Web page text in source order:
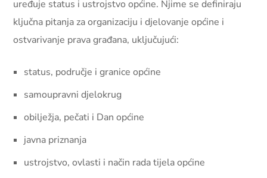
uređuje status i ustrojstvo općine. Njime se definiraju
ključna pitanja za organizaciju i djelovanje općine i
ostvarivanje prava građana, uključujući:
status, područje i granice općine
samoupravni djelokrug
obilježja, pečati i Dan općine
javna priznanja
ustrojstvo, ovlasti i način rada tijela općine